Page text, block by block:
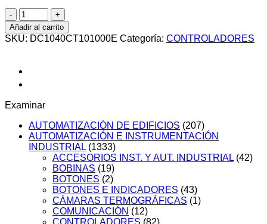
DC1040CT101000E
cantidad
Añadir al carrito
SKU: DC1040CT101000E Categoría: CONTROLADORES
Examinar
AUTOMATIZACIÓN DE EDIFICIOS (207)
AUTOMATIZACIÓN E INSTRUMENTACIÓN
INDUSTRIAL (1333)
ACCESORIOS INST. Y AUT. INDUSTRIAL (42)
BOBINAS (19)
BOTONES (2)
BOTONES E INDICADORES (43)
CÁMARAS TERMOGRÁFICAS (1)
COMUNICACIÓN (12)
CONTROLADORES (82)